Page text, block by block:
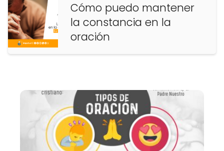
Cómo puedo mantener
la constancia en la
oración